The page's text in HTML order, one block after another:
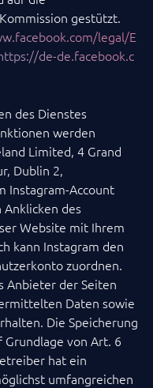
gestützt.
legal/E
de-de.facebook.c
des Dienstes
werden
Limited, 4 Grand
Dublin 2,
Instagram-Account
des
Website mit Ihrem
kann Instagram den
zuordnen.
Anbieter der Seiten
Daten sowie
Die Speicherung
von Art. 6
hat ein
umfangreichen